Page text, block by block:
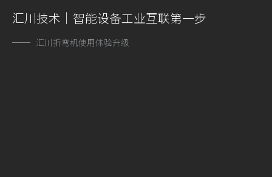
汇川技术｜智能设备工业互联第一步
汇川折弯机使用体验升级